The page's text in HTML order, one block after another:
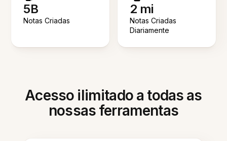
5B
Notas Criadas
2 mi
Notas Criadas
Diariamente
Acesso ilimitado a todas as
nossas ferramentas